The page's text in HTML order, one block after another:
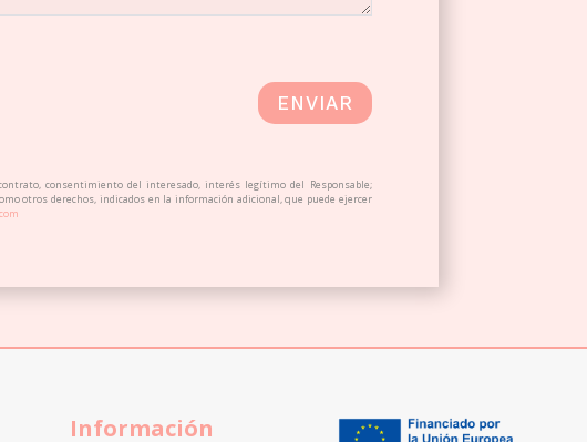
ENVIAR
consentimiento del interesado, interés legítimo del Responsable;
otros derechos, indicados en la información adicional, que puede ejercer
Información